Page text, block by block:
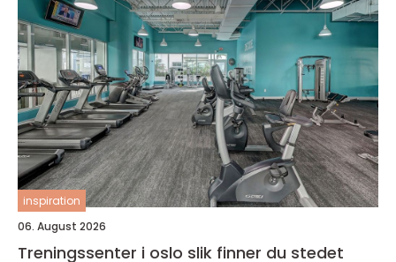
inspiration
06. August 2026
Treningssenter i oslo slik finner du stedet